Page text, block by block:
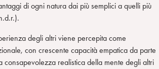
di ogni natura dai più semplici a quelli più
degli altri viene percepita come
con crescente capacità empatica da parte
consapevolezza realistica della mente degli altri